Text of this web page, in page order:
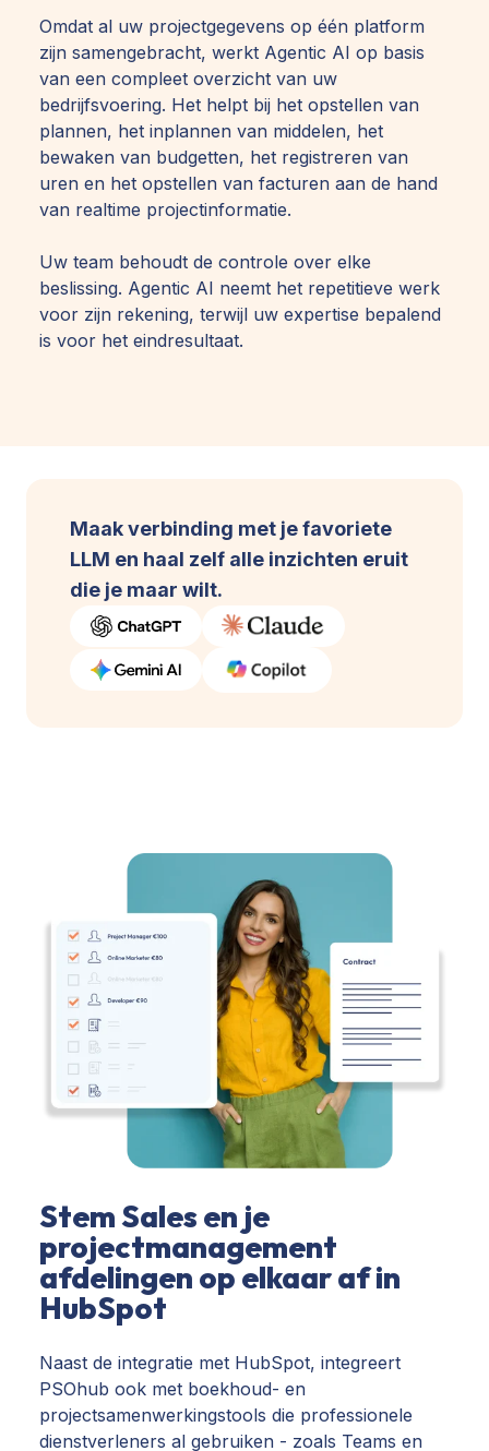
Omdat al uw projectgegevens op één platform
zijn samengebracht, werkt Agentic AI op basis
van een compleet overzicht van uw
bedrijfsvoering. Het helpt bij het opstellen van
plannen, het inplannen van middelen, het
bewaken van budgetten, het registreren van
uren en het opstellen van facturen aan de hand
van realtime projectinformatie.
Uw team behoudt de controle over elke
beslissing. Agentic AI neemt het repetitieve werk
voor zijn rekening, terwijl uw expertise bepalend
is voor het eindresultaat.
Maak verbinding met je favoriete
LLM en haal zelf alle inzichten eruit
die je maar wilt.
Stem Sales en je
projectmanagement
afdelingen op elkaar af in
HubSpot
Naast de integratie met HubSpot, integreert
PSOhub ook met boekhoud- en
projectsamenwerkingstools die professionele
dienstverleners al gebruiken - zoals Teams en